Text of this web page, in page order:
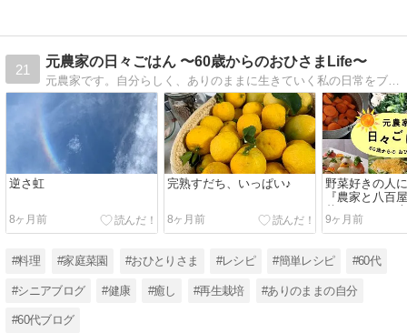
21
元農家の日々ごはん 〜60歳からのおひさまLife〜
元農家です。自分らしく、ありのままに生きていく私の日常をブログに書いていきたいと思います。記事内容は、料理、プランター栽培、再生栽培などなど。ぜひ一度見てくださいね！
逆さ虹
8ヶ月前
完熟すだち、いっぱい♪
8ヶ月前
野菜好きの人
『農家と八百
菜まるごと！
ピ』発売のお
9ヶ月前
#料理 #家庭菜園 #おひとりさま #レシピ #簡単レシピ #60代
#シニアブログ #健康 #癒し #再生栽培 #ありのままの自分
#60代ブログ